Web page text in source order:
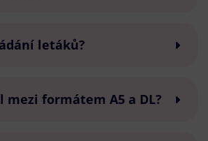
letáků?
mezi formátem A5 a DL?